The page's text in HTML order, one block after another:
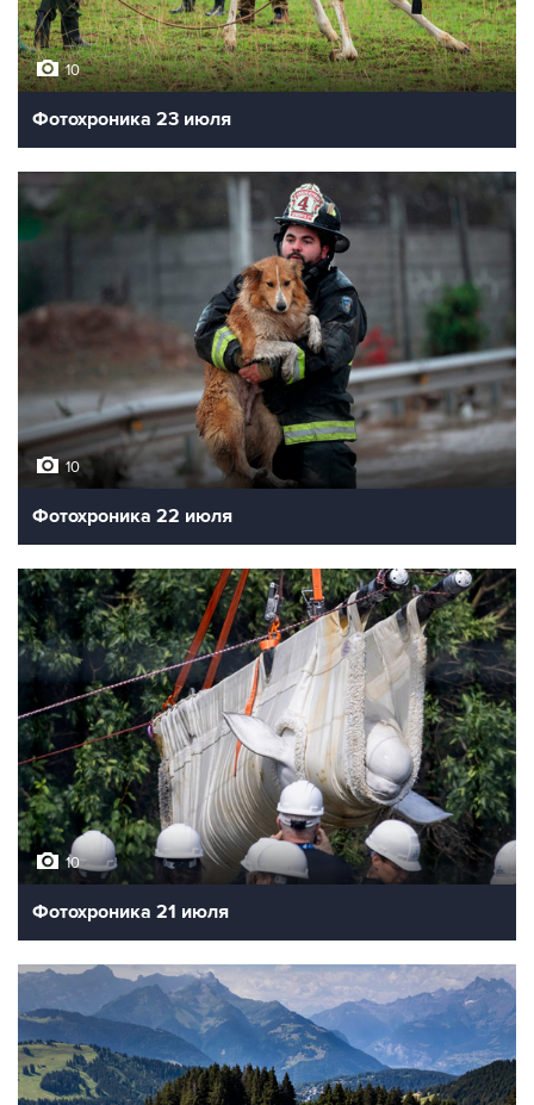
10
Фотохроника 23 июля
10
Фотохроника 22 июля
10
Фотохроника 21 июля